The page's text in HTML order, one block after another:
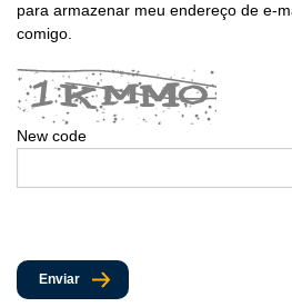
para armazenar meu endereço de e-
comigo.
New code
Enviar